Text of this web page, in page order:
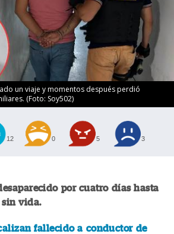
un viaje y momentos después perdió
(Foto: Soy502)
12 0 5 3
por cuatro días hasta
vida.
fallecido a conductor de